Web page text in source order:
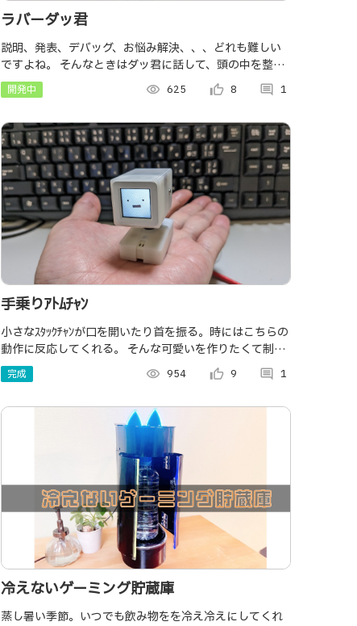
ラバーダッ君
説明、発表、デバッグ、お悩み解決、、、どれも難しい
ですよね。 そんなときはダッ君に話して、頭の中を整理
してみましょう。
開発中 visibility 625 thumb_up_alt 8 comment 1
手乗りｱﾄﾑﾁｬﾝ
小さなｽﾀｯｸﾁｬﾝが口を開いたり首を振る。時にはこちらの
動作に反応してくれる。 そんな可愛いを作りたくて制作
しました。
完成 visibility 954 thumb_up_alt 9 comment 1
冷えないゲーミング貯蔵庫
蒸し暑い季節。いつでも飲み物をを冷え冷えにしてくれ